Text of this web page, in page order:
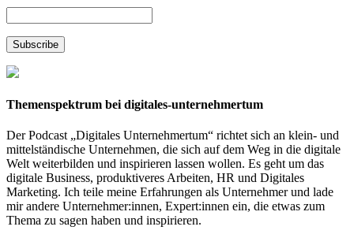
Themenspektrum bei digitales-unternehmertum
Der Podcast „Digitales Unternehmertum“ richtet sich an klein- und
mittelständische Unternehmen, die sich auf dem Weg in die digitale
Welt weiterbilden und inspirieren lassen wollen. Es geht um das
digitale Business, produktiveres Arbeiten, HR und Digitales
Marketing. Ich teile meine Erfahrungen als Unternehmer und lade
mir andere Unternehmer:innen, Expert:innen ein, die etwas zum
Thema zu sagen haben und inspirieren.